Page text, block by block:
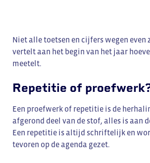
Niet alle toetsen en cijfers wegen even
vertelt aan het begin van het jaar
meetelt.
Repetitie of
Een proefwerk of repetitie is de
afgerond deel van de stof, alles is aan
Een repetitie is altijd schriftelijk en
tevoren op de agenda gezet.